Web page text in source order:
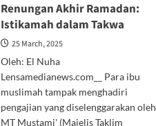
Renungan Akhir Ramadan:
Istikamah dalam Takwa
25 March, 2025
Oleh: El Nuha
Lensamedianews.com__ Para ibu
muslimah tampak menghadiri
pengajian yang diselenggarakan oleh
MT Mustami' (Majelis Taklim